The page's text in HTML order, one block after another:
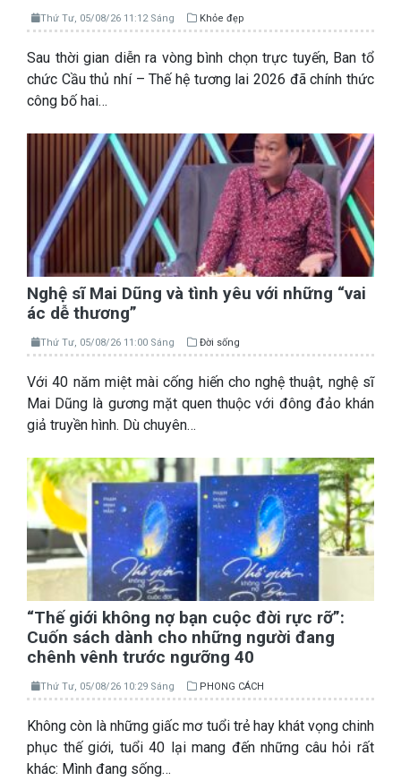
Thứ Tư, 05/08/26 11:12 Sáng Khỏe đẹp
Sau thời gian diễn ra vòng bình chọn trực tuyến, Ban tổ
chức Cầu thủ nhí – Thế hệ tương lai 2026 đã chính thức
công bố hai…
Nghệ sĩ Mai Dũng và tình yêu với những “vai
ác dễ thương”
Thứ Tư, 05/08/26 11:00 Sáng Đời sống
Với 40 năm miệt mài cống hiến cho nghệ thuật, nghệ sĩ
Mai Dũng là gương mặt quen thuộc với đông đảo khán
giả truyền hình. Dù chuyên…
“Thế giới không nợ bạn cuộc đời rực rỡ”:
Cuốn sách dành cho những người đang
chênh vênh trước ngưỡng 40
Thứ Tư, 05/08/26 10:29 Sáng PHONG CÁCH
Không còn là những giấc mơ tuổi trẻ hay khát vọng chinh
phục thế giới, tuổi 40 lại mang đến những câu hỏi rất
khác: Mình đang sống…